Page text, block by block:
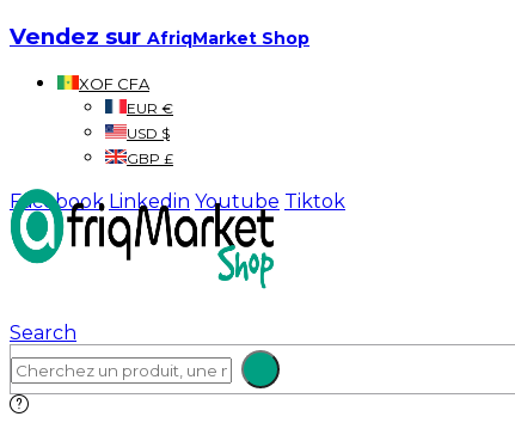
Vendez sur AfriqMarket Shop
XOF CFA
EUR €
USD $
GBP £
Facebook Linkedin Youtube Tiktok
Search